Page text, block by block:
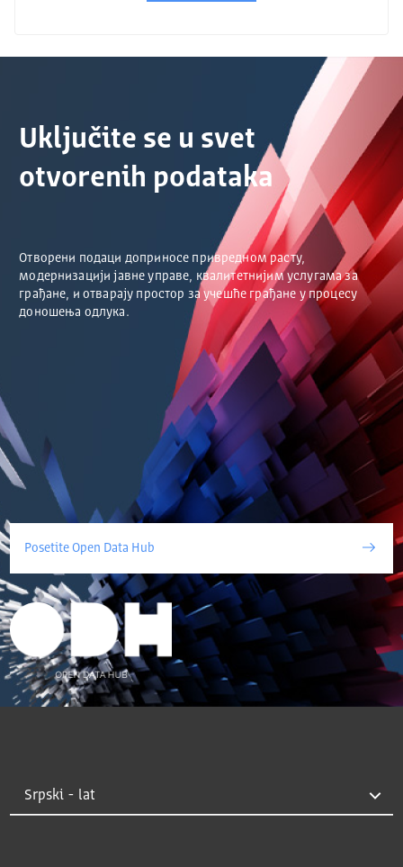
Uključite se u svet
otvorenih podataka
Отворени подаци доприносе привредном расту,
модернизацији јавне управе, квалитетнијим услугама за
грађане, и отварају простор за учешће грађане у процесу
доношења одлука.
Posetite Open Data Hub